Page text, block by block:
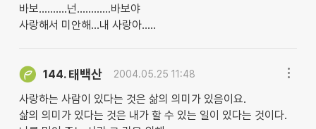
바보..........넌............바보야
사랑해서 미안해...내 사랑아.....
144. 태백산 2004.05.25 11:48
사랑하는 사람이 있다는 것은 삶의 의미가 있음이요.
삶의 의미가 있다는 것은 내가 할 수 있는 일이 있다는 것이다.